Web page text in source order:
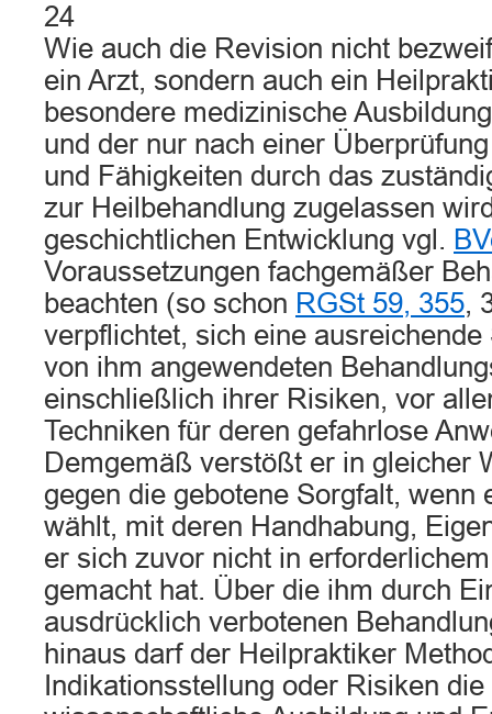
24
Wie auch die Revision nicht
ein Arzt, sondern auch ein
besondere medizinische
und der nur nach einer
und Fähigkeiten durch das
zur Heilbehandlung zugelassen
geschichtlichen Entwicklung vgl.
Voraussetzungen fachgemäßer
beachten (so schon RGSt 59, 355,
verpflichtet, sich eine
von ihm angewendeten
einschließlich ihrer Risiken, vor
Techniken für deren gefahrlose
Demgemäß verstößt er in gleicher
gegen die gebotene Sorgfalt, wenn
wählt, mit deren Handhabung,
er sich zuvor nicht in
gemacht hat. Über die ihm durch
ausdrücklich verbotenen
hinaus darf der Heilpraktiker
Indikationsstellung oder Risiken